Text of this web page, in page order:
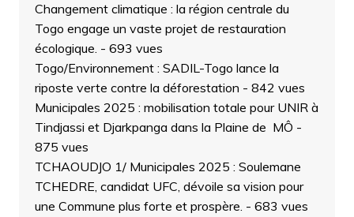
Changement climatique : la région centrale du
Togo engage un vaste projet de restauration
écologique. - 693 vues
Togo/Environnement : SADIL-Togo lance la
riposte verte contre la déforestation - 842 vues
Municipales 2025 : mobilisation totale pour UNIR à
Tindjassi et Djarkpanga dans la Plaine de MÔ -
875 vues
TCHAOUDJO 1/ Municipales 2025 : Soulemane
TCHEDRE, candidat UFC, dévoile sa vision pour
une Commune plus forte et prospère. - 683 vues